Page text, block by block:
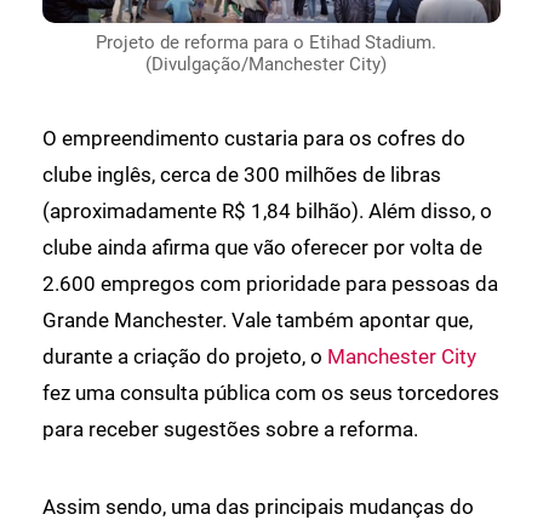
Projeto de reforma para o Etihad Stadium.
(Divulgação/Manchester City)
O empreendimento custaria para os cofres do
clube inglês, cerca de 300 milhões de libras
(aproximadamente R$ 1,84 bilhão). Além disso, o
clube ainda afirma que vão oferecer por volta de
2.600 empregos com prioridade para pessoas da
Grande Manchester. Vale também apontar que,
durante a criação do projeto, o Manchester City
fez uma consulta pública com os seus torcedores
para receber sugestões sobre a reforma.
Assim sendo, uma das principais mudanças do